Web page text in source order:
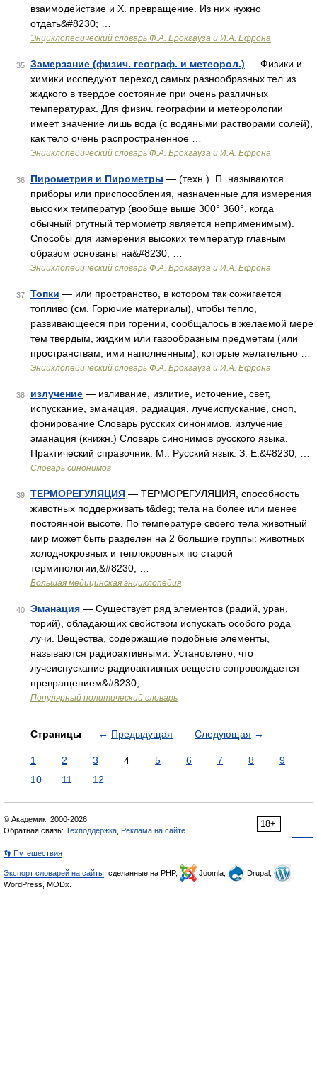
взаимодействие и X. превращение. Из них нужно
отдать&#8230; …
Энциклопедический словарь Ф.А. Брокгауза и И.А. Ефрона
35 Замерзание (физич. географ. и метеорол.) — Физики и
химики исследуют переход самых разнообразных тел из
жидкого в твердое состояние при очень различных
температурах. Для физич. географии и метеорологии
имеет значение лишь вода (с водяными растворами солей),
как тело очень распространенное …
Энциклопедический словарь Ф.А. Брокгауза и И.А. Ефрона
36 Пирометрия и Пирометры — (техн.). П. называются
приборы или приспособления, назначенные для измерения
высоких температур (вообще выше 300° 360°, когда
обычный ртутный термометр является неприменимым).
Способы для измерения высоких температур главным
образом основаны на&#8230; …
Энциклопедический словарь Ф.А. Брокгауза и И.А. Ефрона
37 Топки — или пространство, в котором так сожигается
топливо (см. Горючие материалы), чтобы тепло,
развивающееся при горении, сообщалось в желаемой мере
тем твердым, жидким или газообразным предметам (или
пространствам, ими наполненным), которые желательно …
Энциклопедический словарь Ф.А. Брокгауза и И.А. Ефрона
38 излучение — изливание, излитие, источение, свет,
испускание, эманация, радиация, лучеиспускание, сноп,
фонирование Словарь русских синонимов. излучение
эманация (книжн.) Словарь синонимов русского языка.
Практический справочник. М.: Русский язык. З. Е.&#8230; …
Словарь синонимов
39 ТЕРМОРЕГУЛЯЦИЯ — ТЕРМОРЕГУЛЯЦИЯ, способность
животных поддерживать t&deg; тела на более или менее
постоянной высоте. По температуре своего тела животный
мир может быть разделен на 2 большие группы: животных
холоднокровных и теплокровных по старой
терминологии,&#8230; …
Большая медицинская энциклопедия
40 Эманация — Существует ряд элементов (радий, уран,
торий), обладающих свойством испускать особого рода
лучи. Вещества, содержащие подобные элементы,
называются радиоактивными. Установлено, что
лучеиспускание радиоактивных веществ сопровождается
превращением&#8230; …
Популярный политический словарь
Страницы ← Предыдущая Следующая →
1 2 3 4 5 6 7 8
9
10
11 12
18+
© Академик, 2000-2026
Обратная связь: Техподдержка Реклама на сайте
👣 Путешествия
Экспорт словарей на сайты , сделанные на PHP, Joomla,
Drupal,
WordPress, MODx.